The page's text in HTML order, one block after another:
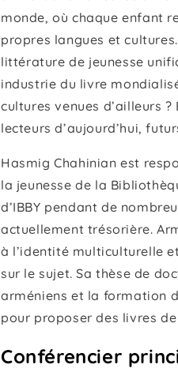
monde, où chaque enfant
propres langues et
littérature de jeunesse
industrie du livre
cultures venues d’ailleurs
lecteurs d’aujourd’hui,
Hasmig Chahinian est
la jeunesse de la
d’IBBY pendant de
actuellement trésorière.
à l’identité multiculturelle
sur le sujet. Sa thèse de
arméniens et la formation
pour proposer des livres
Conférencier